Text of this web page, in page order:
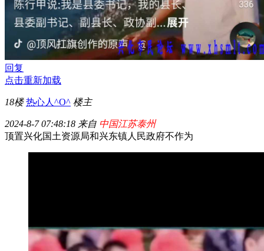
回复
点击重新加载
18楼 热心人^O^ 楼主
2024-8-7 07:48:18 来自 中国江苏泰州
顶置兴化国土资源局和兴东镇人民政府不作为